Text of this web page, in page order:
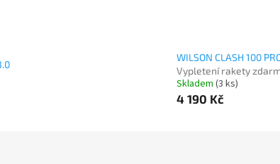
WILSON CLASH 100
Vypletení rakety
Skladem (3 ks)
4 190 Kč